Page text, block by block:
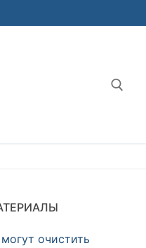
очистить